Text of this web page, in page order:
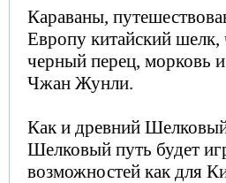
Караваны,
Европу китайский
черный перец, морковь
Чжан Жунли.
Как и древний
Шелковый путь будет
возможностей как для